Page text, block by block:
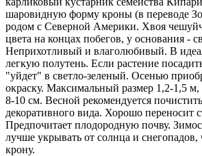
шаровидную форму кроны (в переводе
родом с Северной Америки. Хвоя
цвета на концах побегов, у основания -
Неприхотливый и влаголюбивый. В
легкую полутень. Если растение
"уйдет" в светло-зеленый. Осенью
окраску. Максимальный размер 1,2-1,5
8-10 см. Весной рекомендуется
декоративного вида. Хорошо переносит
Предпочитает плодородную почву.
лучше укрывать от солнца и
крону.